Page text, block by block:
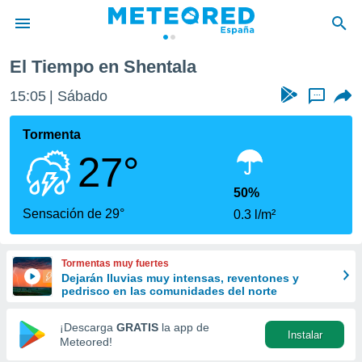
de
por
se
calidad.
a este
las
y
forma
digital
basada
El Tiempo en Shentala
15:05 Sábado ...
Tormenta
27°
Sensación de 29°
50%
0.3 l/m²
Tormentas muy fuertes
Dejarán lluvias muy intensas, reventones y
pedrisco en las comunidades del norte
¡Descarga GRATIS la app de
Meteored!
Instalar